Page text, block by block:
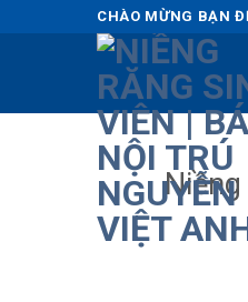
to
CHÀO MỪNG BẠN